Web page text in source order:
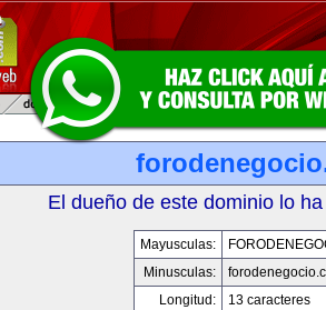
El dueño de este dominio lo
Mayusculas:
Minusculas:
Longitud:
13 caracteres